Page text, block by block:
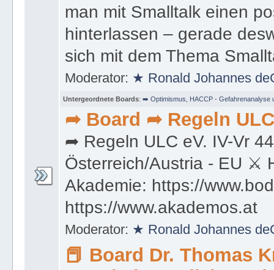
man mit Smalltalk einen
hinterlassen – gerade
sich mit dem Thema
Moderator: ★ Ronald Johannes
Untergeordnete Boards: ➡️ Optimismus HACCP - Gefahrenanalyse
➦ Board ➦ Regeln
➦ Regeln ULC eV. IV-Vr
Österreich/Austria - EU ⚔
Akademie: https://
https://www.akademos.at
Moderator: ★ Ronald Johannes
📕 Board Dr. Thomas